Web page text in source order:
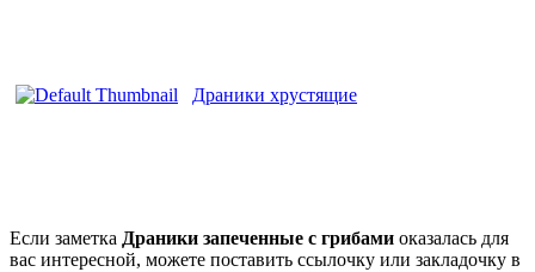
Драники хрустящие
Если заметка Драники запеченные с грибами оказалась для
вас интересной, можете поставить ссылочку или закладочку в